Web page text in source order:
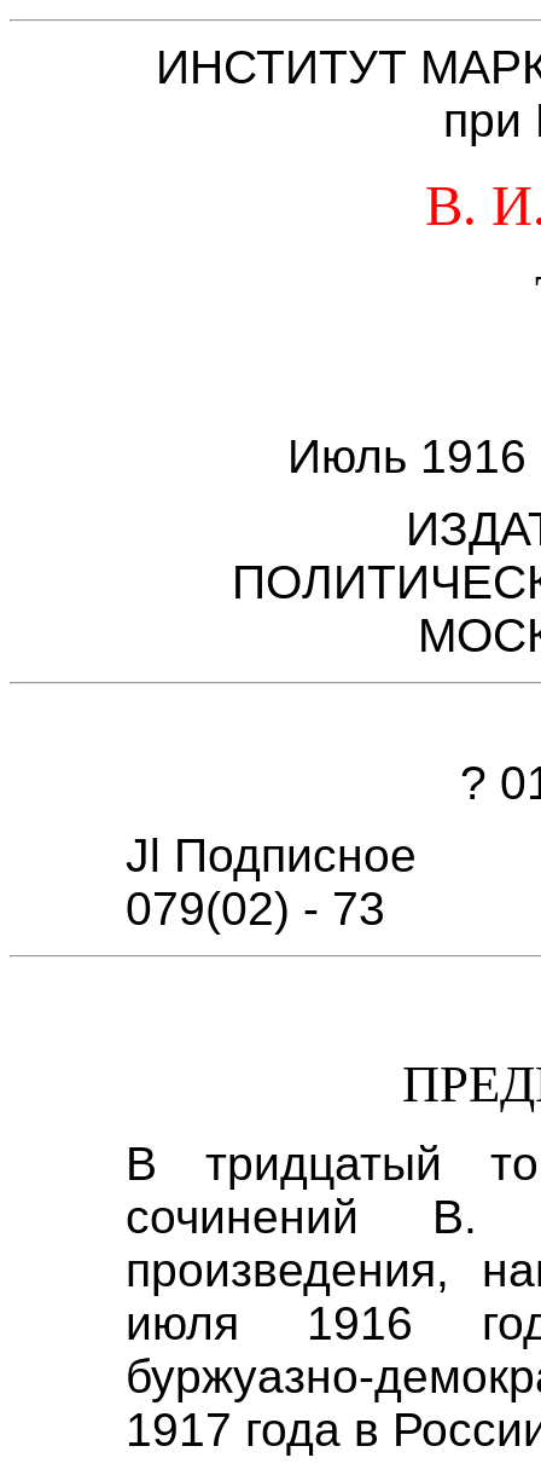
ИНСТИТУТ
В.
Июль 1916
?
Jl Подписное
079(02) - 73
В тридцатый
сочинений В.
произведения,
июля 1916
буржуазно-
1917 года в